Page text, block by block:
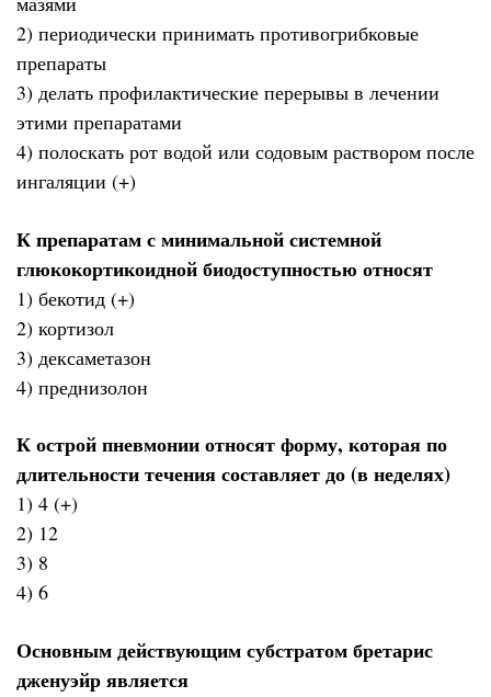
2) периодически принимать противогрибковые
препараты
3) делать профилактические перерывы в лечении
этими препаратами
4) полоскать рот водой или содовым раствором после
ингаляции (+)
К препаратам с минимальной системной
глюкокортикоидной биодоступностью относят
1) бекотид (+)
2) кортизол
3) дексаметазон
4) преднизолон
К острой пневмонии относят форму, которая по
длительности течения составляет до (в неделях)
1) 4 (+)
2) 12
3) 8
4) 6
Основным действующим субстратом бретарис
дженуэйр является